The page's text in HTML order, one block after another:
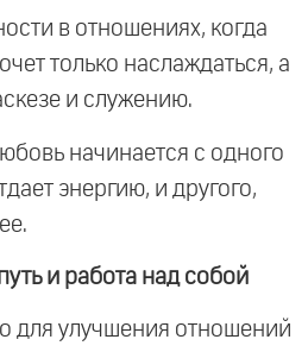
в отношениях, когда
только наслаждаться, а
и служению.
начинается с одного
энергию, и другого,
и работа над собой
для улучшения отношений